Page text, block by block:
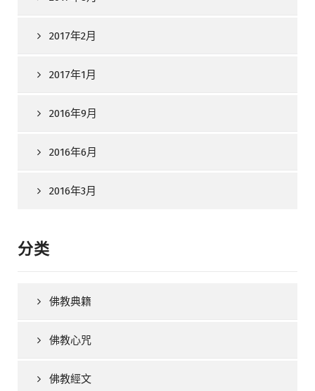
2017年2月
2017年1月
2016年9月
2016年6月
2016年3月
分类
佛教典籍
佛教心咒
佛教經文